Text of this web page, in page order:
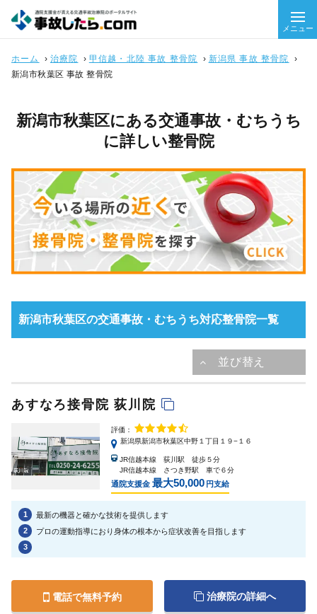
メニュー
ホーム › 治療院 › 甲信越・北陸 事故 整骨院 › 新潟県 事故 整骨院
›
新潟市秋葉区 事故 整骨院
新潟市秋葉区にある交通事故・むちうち
に詳しい整骨院
新潟市秋葉区の交通事故・むちうち対応整骨院一覧
あすなろ接骨院 荻川院
評価：
新潟県新潟市秋葉区中野１丁目１９−１６
JR信越本線 荻川駅 徒歩５分
JR信越本線 さつき野駅 車で６分
通院支援金 最大50,000 円支給
1
最新の機器と確かな技術を提供します
2
プロの運動指導におり身体の根本から症状改善を目指します
3
電話で無料予約 治療院の詳細へ